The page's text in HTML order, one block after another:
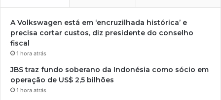
A Volkswagen está em ‘encruzilhada histórica’ e
precisa cortar custos, diz presidente do conselho
fiscal
1 hora atrás
JBS traz fundo soberano da Indonésia como sócio em
operação de US$ 2,5 bilhões
1 hora atrás